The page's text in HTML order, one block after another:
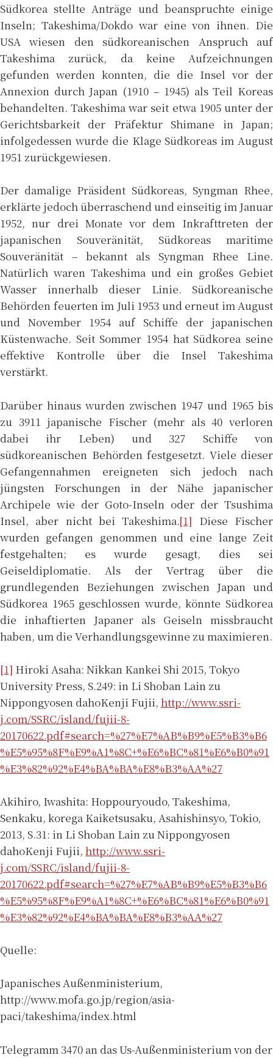
Südkorea stellte Anträge und beanspruchte einige
Inseln; Takeshima/Dokdo war eine von ihnen. Die
USA wiesen den südkoreanischen Anspruch auf
Takeshima zurück, da keine Aufzeichnungen
gefunden werden konnten, die die Insel vor der
Annexion durch Japan (1910 – 1945) als Teil Koreas
behandelten. Takeshima war seit etwa 1905 unter der
Gerichtsbarkeit der Präfektur Shimane in Japan;
infolgedessen wurde die Klage Südkoreas im August
1951 zurückgewiesen.
Der damalige Präsident Südkoreas, Syngman Rhee,
erklärte jedoch überraschend und einseitig im Januar
1952, nur drei Monate vor dem Inkrafttreten der
japanischen Souveränität, Südkoreas maritime
Souveränität – bekannt als Syngman Rhee Line.
Natürlich waren Takeshima und ein großes Gebiet
Wasser innerhalb dieser Linie. Südkoreanische
Behörden feuerten im Juli 1953 und erneut im August
und November 1954 auf Schiffe der japanischen
Küstenwache. Seit Sommer 1954 hat Südkorea seine
effektive Kontrolle über die Insel Takeshima
verstärkt.
Darüber hinaus wurden zwischen 1947 und 1965 bis
zu 3911 japanische Fischer (mehr als 40 verloren
dabei ihr Leben) und 327 Schiffe von
südkoreanischen Behörden festgesetzt. Viele dieser
Gefangennahmen ereigneten sich jedoch nach
jüngsten Forschungen in der Nähe japanischer
Archipele wie der Goto-Inseln oder der Tsushima
Insel, aber nicht bei Takeshima.[1] Diese Fischer
wurden gefangen genommen und eine lange Zeit
festgehalten; es wurde gesagt, dies sei
Geiseldiplomatie. Als der Vertrag über die
grundlegenden Beziehungen zwischen Japan und
Südkorea 1965 geschlossen wurde, könnte Südkorea
die inhaftierten Japaner als Geiseln missbraucht
haben, um die Verhandlungsgewinne zu maximieren.
[1] Hiroki Asaha: Nikkan Kankei Shi 2015, Tokyo
University Press, S.249: in Li Shoban Lain zu
Nippongyosen dahoKenji Fujii, http://www.ssri-
j.com/SSRC/island/fujii-8-
20170622.pdf#search=%27%E7%AB%B9%E5%B3%B6
%E5%95%8F%E9%A1%8C+%E6%BC%81%E6%B0%91
%E3%82%92%E4%BA%BA%E8%B3%AA%27
Akihiro, Iwashita: Hoppouryoudo, Takeshima,
Senkaku, korega Kaiketsusaku, Asahishinsyo, Tokio,
2013, S.31: in Li Shoban Lain zu Nippongyosen
dahoKenji Fujii, http://www.ssri-
j.com/SSRC/island/fujii-8-
20170622.pdf#search=%27%E7%AB%B9%E5%B3%B6
%E5%95%8F%E9%A1%8C+%E6%BC%81%E6%B0%91
%E3%82%92%E4%BA%BA%E8%B3%AA%27
Quelle:
Japanisches Außenministerium,
http://www.mofa.go.jp/region/asia-
paci/takeshima/index.html
Telegramm 3470 an das Us-Außenministerium von der